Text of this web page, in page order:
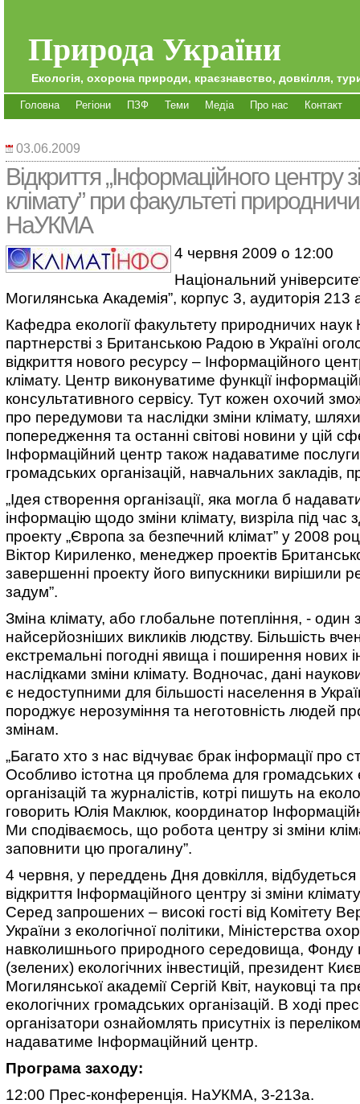
Природа України
Екологія, охорона природи, краєзнавство, довкілля,
Головна Регіони ПЗФ Теми Медіа Про нас Контакт
03.06.2009
Відкриття „Інформаційного центру
клімату” при факультеті
НаУКМА
4 червня 2009 о 12:00
Національний
Могилянська Академія”, корпус 3, аудиторія 213
Кафедра екології факультету природничих
партнерстві з Британською Радою в Україні
відкриття нового ресурсу – Інформаційного
клімату. Центр виконуватиме функції
консультативного сервісу. Тут кожен охочий
про передумови та наслідки зміни клімату, шляхи
попередження та останні світові новини у цій
Інформаційний центр також надаватиме
громадських організацій, навчальних закладів,
„Ідея створення організації, яка могла б
інформацію щодо зміни клімату, визріла під час
проекту „Європа за безпечний клімат” у 2008
Віктор Кириленко, менеджер проектів
завершенні проекту його випускники вирішили
задум”.
Зміна клімату, або глобальне потепління, - один
найсерйозніших викликів людству. Більшість
екстремальні погодні явища і поширення нових
наслідками зміни клімату. Водночас, дані
є недоступними для більшості населення в
породжує нерозуміння та неготовність людей
змінам.
„Багато хто з нас відчуває брак інформації про
Особливо істотна ця проблема для громадських
організацій та журналістів, котрі пишуть на
говорить Юлія Маклюк, координатор
Ми сподіваємось, що робота центру зі зміни
заповнити цю прогалину”.
4 червня, у переддень Дня довкілля,
відкриття Інформаційного центру зі зміни
Серед запрошених – високі гості від Комітету
України з екологічної політики, Міністерства
навколишнього природного середовища, Фонду
(зелених) екологічних інвестицій, президент
Могилянської академії Сергій Квіт, науковці та
екологічних громадських організацій. В ході
організатори ознайомлять присутніх із переліком
надаватиме Інформаційний центр.
Програма заходу:
12:00 Прес-конференція. НаУКМА, 3-213а.